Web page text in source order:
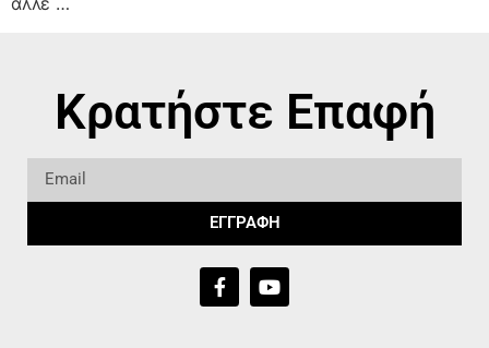
Κρατήστε Επαφή
ΕΓΓΡΑΦΗ